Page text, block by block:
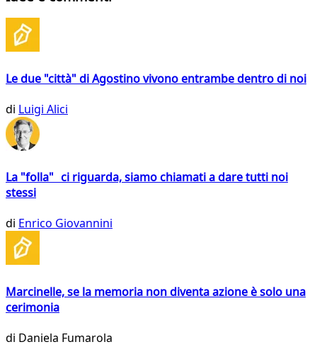
Le due "città" di Agostino vivono entrambe dentro di noi
di Luigi Alici
La "folla" ci riguarda, siamo chiamati a dare tutti noi
stessi
di Enrico Giovannini
Marcinelle, se la memoria non diventa azione è solo una
cerimonia
di Daniela Fumarola